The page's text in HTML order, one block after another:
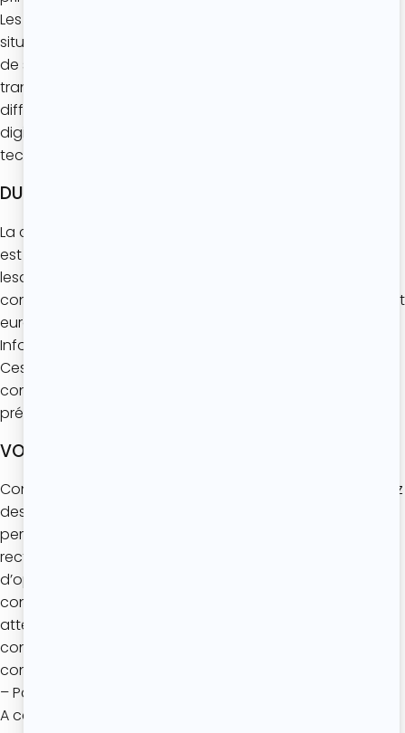
Les données personnelles sont stockées sur des serveurs
situés en France, avec toutes les mesures raisonnables
de sécurité en l’état actuel des pratiques. Les
transmissions de données personnelles entre les
différents systèmes d’information de la plate-forme
digitale de L’Atelier de Roxane s’effectuent grâce à une
technologie d’encryptage SSL.
DURÉE DE CONSERVATION
La conservation des données fournies par l’internaute
est limitée à la durée nécessaire aux finalités pour
lesquelles ces données sont collectées et traitées,
conformément au Règlement (UE) 2016/679 du Parlement
européen et du Conseil du 27 avril 2016 et à la Loi «
Informatique et Libertés » n°78-17 du 6 janvier 1978.
Ces données sont néanmoins susceptibles d’être
conservées aux fins d’archivage dans les conditions
prévues par les lois et règlements applicables.
VOS DROITS
Conformément aux textes susmentionnés, vous disposez
des droits suivants relativement aux données
personnelles vous concernant : droit d’accès, de
rectification, d’effacement, de limitation, de portabilité,
d’opposition, ainsi que du droit de retirer votre
consentement donné à tout moment sans porter
atteinte à la laïcité du traitement fondé sur votre
consentement effectué avant ce retrait, en nous
contactant :
– Par e-mail : roxane@latelierderoxane.com
A cet égard, L’Atelier de Roxane vous informe qu’elle sera